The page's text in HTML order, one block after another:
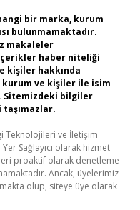
bir marka, kurum
bulunmamaktadır.
makaleler
haber niteliği
kişiler hakkında
kurum ve kişiler ile isim
Sitemizdeki bilgiler
Teknolojileri ve İletişim
Sağlayıcı olarak hizmet
proaktif olarak denetleme
Ancak, üyelerimiz
olup, siteye üye olarak